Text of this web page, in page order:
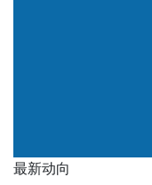
最新动向